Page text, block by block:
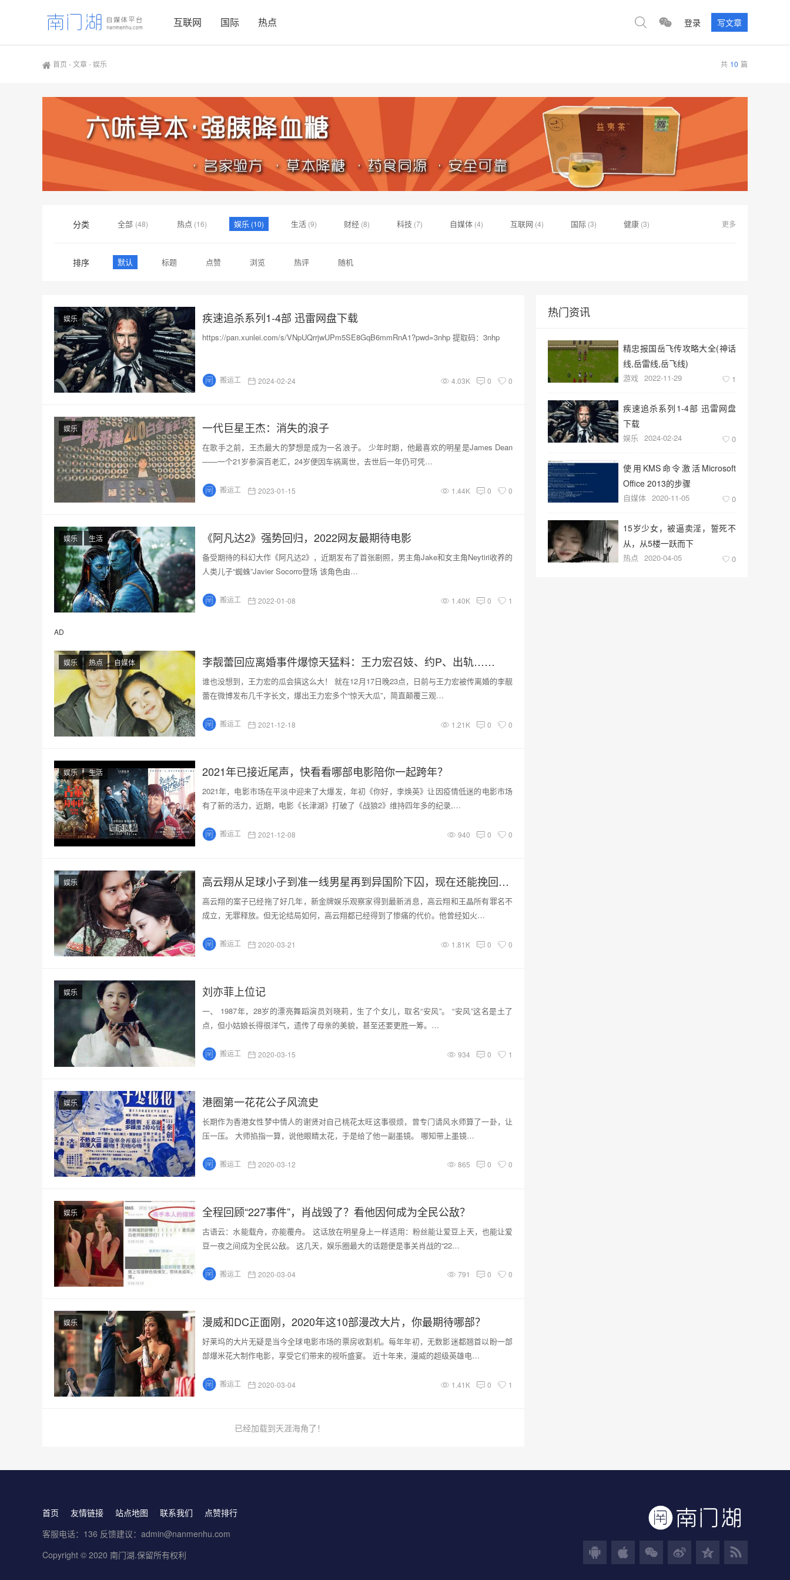
互联网 国际 热点 登录 写文章
首页 -文章-娱乐 共 10 篇
分类 全部 (48) 热点 (16) 娱乐 (10) 生活 (9) 财经 (8) 科技 (7) 自媒体 (4) 互联网 (4) 国际 (3) 健康 (3) 更多
排序 默认 标题 点赞 浏览 热评 随机
疾速追杀系列1-4部 迅雷网盘下载
娱乐
https://pan.xunlei.com/s/VNpUQrrjwUPm5SE8GqB6mmRnA1?pwd=3nhp 提取码：3nhp
搬运工 2024-02-24 4.03K 0 0
一代巨星王杰：消失的浪子
娱乐
在歌手之前，王杰最大的梦想是成为一名浪子。 少年时期，他最喜欢的明星是James Dean
——一个21岁参演百老汇，24岁便因车祸离世，去世后一年仍可凭…
搬运工 2023-01-15 1.44K 0 0
《阿凡达2》强势回归，2022网友最期待电影
娱乐 生活
备受期待的科幻大作《阿凡达2》，近期发布了首张剧照，男主角Jake和女主角Neytiri收养的
人类儿子“蜘蛛”Javier Socorro登场 该角色由…
搬运工 2022-01-08 1.40K 0 1
AD
李靓蕾回应离婚事件爆惊天猛料：王力宏召妓、约P、出轨……
娱乐 热点 自媒体
谁也没想到，王力宏的瓜会搞这么大！ 就在12月17日晚23点，日前与王力宏被传离婚的李靓
蕾在微博发布几千字长文，爆出王力宏多个“惊天大瓜”，简直颠覆三观…
搬运工 2021-12-18 1.21K 0 0
2021年已接近尾声，快看看哪部电影陪你一起跨年？
娱乐 生活
2021年，电影市场在平淡中迎来了大爆发，年初《你好，李焕英》让因疫情低迷的电影市场
有了新的活力，近期，电影《长津湖》打破了《战狼2》维持四年多的纪录,…
搬运工 2021-12-08 940 0 0
高云翔从足球小子到准一线男星再到异国阶下囚，现在还能挽回《巴清传》和董璇吗？
娱乐
高云翔的案子已经拖了好几年，新金牌娱乐观察家得到最新消息，高云翔和王晶所有罪名不
成立，无罪释放。但无论结局如何，高云翔都已经得到了惨痛的代价。他曾经如火…
搬运工 2020-03-21 1.81K 0 0
刘亦菲上位记
娱乐
一、 1987年，28岁的漂亮舞蹈演员刘晓莉，生了个女儿，取名“安风”。 “安风”这名是土了
点，但小姑娘长得很洋气，遗传了母亲的美貌，甚至还要更胜一筹。…
搬运工 2020-03-15 934 0 1
港圈第一花花公子风流史
娱乐
长期作为香港女性梦中情人的谢贤对自己桃花太旺这事很烦，曾专门请风水师算了一卦，让
压一压。 大师掐指一算，说他眼睛太花，于是给了他一副墨镜。 哪知带上墨镜…
搬运工 2020-03-12 865 0 0
全程回顾“227事件”，肖战毁了？看他因何成为全民公敌？
娱乐
古语云：水能载舟，亦能覆舟。 这话放在明星身上一样适用：粉丝能让爱豆上天，也能让爱
豆一夜之间成为全民公敌。 这几天，娱乐圈最大的话题便是事关肖战的“22…
搬运工 2020-03-04 791 0 0
漫威和DC正面刚，2020年这10部漫改大片，你最期待哪部？
娱乐
好莱坞的大片无疑是当今全球电影市场的票房收割机。每年年初，无数影迷都翘首以盼一部
部爆米花大制作电影，享受它们带来的视听盛宴。 近十年来，漫威的超级英雄电…
搬运工 2020-03-04 1.41K 0 1
已经加载到天涯海角了！
热门资讯
精忠报国岳飞传攻略大全(神话
线,岳雷线,岳飞线)
游戏 2022-11-29 1
疾速追杀系列1-4部 迅雷网盘
下载
娱乐 2024-02-24 0
使用KMS命令激活Microsoft
Office 2013的步骤
自媒体 2020-11-05 0
15岁少女，被逼卖淫，誓死不
从，从5楼一跃而下
热点 2020-04-05 0
首页 友情链接 站点地图 联系我们
点赞排行
客服电话：136 反馈建议：admin@nanmenhu.com
Copyright © 2020 南门湖.保留所有权利